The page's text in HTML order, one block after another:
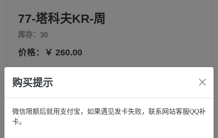
77-塔科夫KR-周
库存：30
价格：￥ 260.00
购买:
购买提示
微信限额后就用支付宝，如果遇见发卡失败，联系网站客服QQ补
卡。